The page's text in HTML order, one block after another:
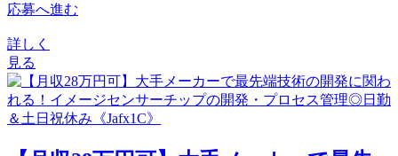
応募へ進む
詳しく
見る